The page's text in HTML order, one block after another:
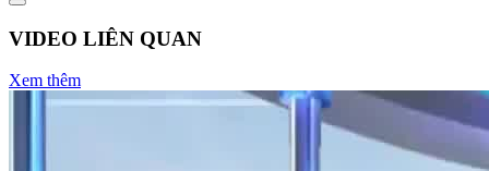
VIDEO LIÊN QUAN
Xem thêm